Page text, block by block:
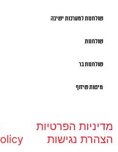
שולחנות למערכות ישיבה
שולחנות
שולחנות בר
מיטות שיזוף
מדיניות הפרטיות
הצהרת נגישות